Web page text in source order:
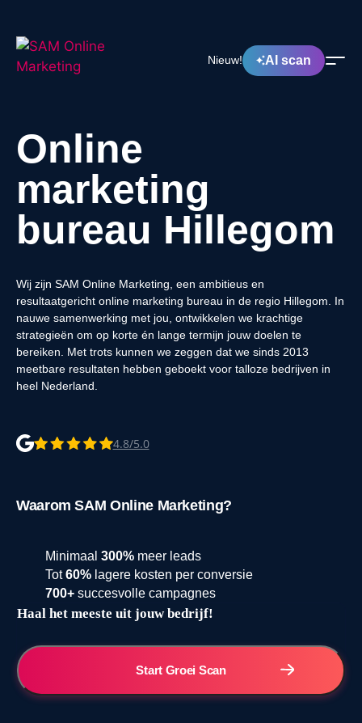
Nieuw! AI scan
Online
marketing
bureau Hillegom
Wij zijn SAM Online Marketing, een ambitieus en
resultaatgericht online marketing bureau in de regio Hillegom. In
nauwe samenwerking met jou, ontwikkelen we krachtige
strategieën om op korte én lange termijn jouw doelen te
bereiken. Met trots kunnen we zeggen dat we sinds 2013
meetbare resultaten hebben geboekt voor talloze bedrijven in
heel Nederland.
4.8/5.0
Waarom SAM Online Marketing?
Minimaal 300% meer leads
Tot60% lagere kosten per conversie
700+ succesvolle campagnes
Haal het meeste uit jouw bedrijf!
Start Groei Scan